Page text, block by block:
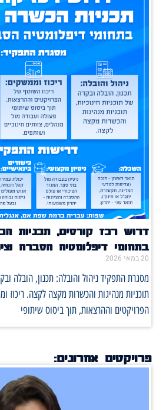
דרוש רכז קורסים, תכניות
בתחומי דיפלומטיה הסברה
20 במאי 2026
מסגרת התפקיד ניהול והובלה: תכנון, הובלה
תוכניות מנהיגות והכשרות מקצה לקצה. ריכוז
הפרויקטים וההרצאות, תוך ביסוס שיתופי
פרויקטים אחרונים: